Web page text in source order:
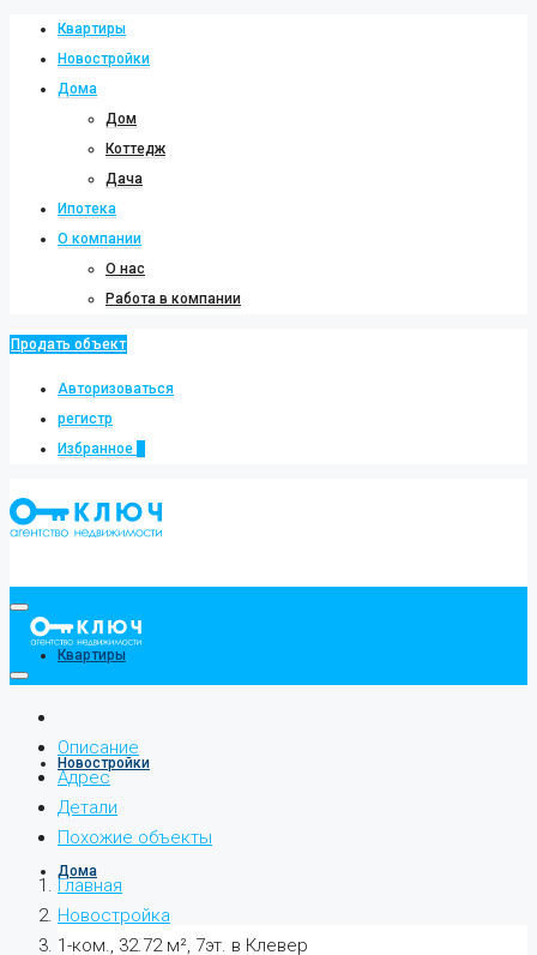
Квартиры
Новостройки
Дома
Дом
Коттедж
Дача
Ипотека
О компании
О нас
Работа в компании
Продать объект
Авторизоваться
регистр
Избранное
Квартиры
Новостройки
Дома
Описание
Адрес
Детали
Похожие объекты
Главная
Новостройка
1-ком., 32.72 м², 7эт. в Клевер